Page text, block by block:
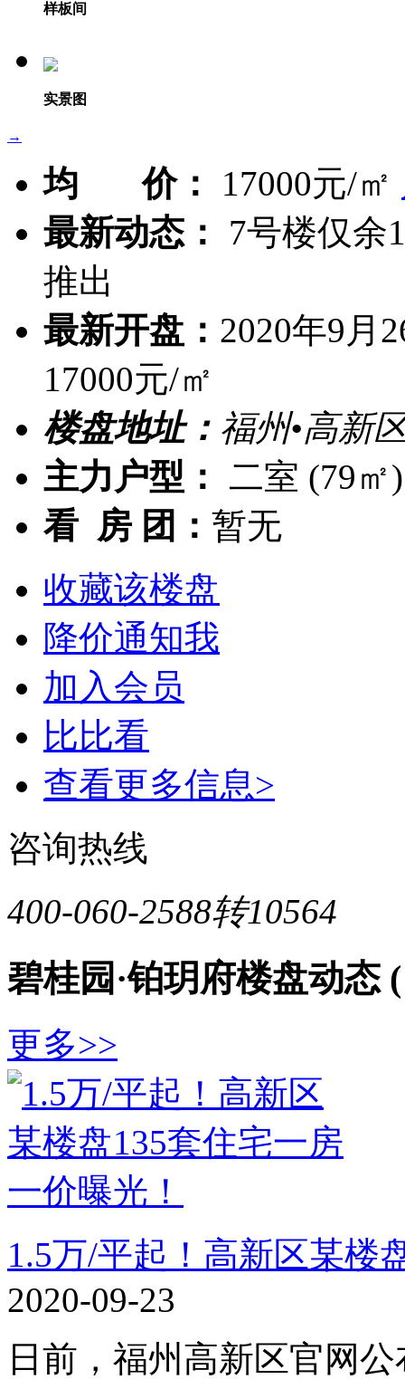
样板间
实景图
→
均 价： 17000元/㎡
最新动态：
7号楼仅余
推出
最新开盘： 2020年9月
17000元/㎡
楼盘地址： 福州•高新
主力户型：
二室 (79
看 房 团： 暂无
收藏该楼盘
降价通知我
加入会员
比比看
查看更多信息>
咨询热线
400-060-2588转10564
碧桂园·铂玥府楼盘动态
更多>>
1.5万/平起！高新区某楼
2020-09-23
日前，福州高新区官网